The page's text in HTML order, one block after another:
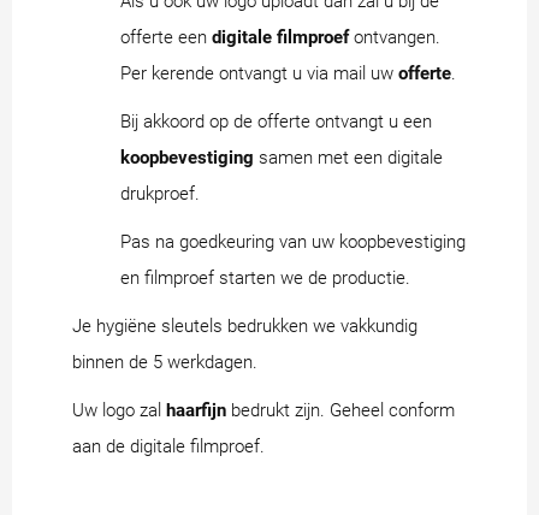
offerte een digitale filmproefontvangen.
Per kerende ontvangt u via mail uw offerte.
Bij akkoord op de offerte ontvangt u een
koopbevestiging samen met een digitale
drukproef.
Pas na goedkeuring van uw koopbevestiging
en filmproef starten we de productie.
Je hygiëne sleutels bedrukken we vakkundig
binnen de 5 werkdagen.
Uw logo zal haarfijn bedrukt zijn. Geheel conform
aan de digitale filmproef.